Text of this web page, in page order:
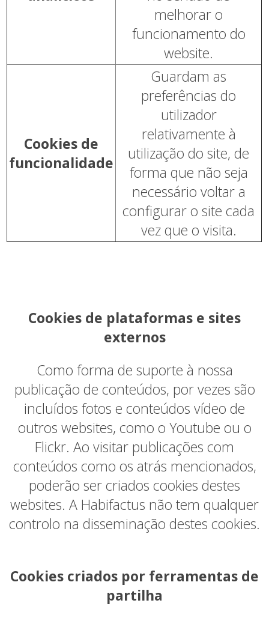
melhorar o
funcionamento do
website.
Cookies de
funcionalidade
Guardam as
preferências do
utilizador
relativamente à
utilização do site, de
forma que não seja
necessário voltar a
configurar o site cada
vez que o visita.
Cookies de plataformas e sites
externos
Como forma de suporte à nossa
publicação de conteúdos, por vezes são
incluídos fotos e conteúdos vídeo de
outros websites, como o Youtube ou o
Flickr. Ao visitar publicações com
conteúdos como os atrás mencionados,
poderão ser criados cookies destes
websites. A Habifactus não tem qualquer
controlo na disseminação destes cookies.
Cookies criados por ferramentas de
partilha